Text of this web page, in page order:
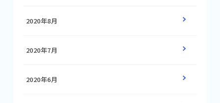
2020年8月
2020年7月
2020年6月